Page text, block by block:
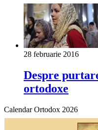
28 februarie 2016
Despre
ortodoxe
Calendar Ortodox 2026